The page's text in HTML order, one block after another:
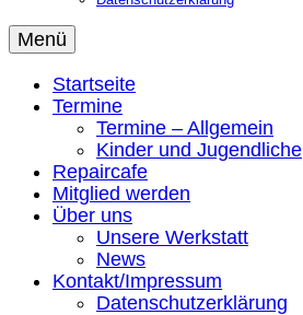
Menü
Startseite
Termine
Termine – Allgemein
Kinder und Jugendliche
Repaircafe
Mitglied werden
Über uns
Unsere Werkstatt
News
Kontakt/Impressum
Datenschutzerklärung